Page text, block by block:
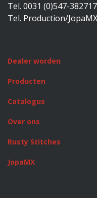
Tel. 0031 (0)547-382717
Tel. Production/
Dealer worden
Producten
Catalogus
Over ons
Rusty Stitches
JopaMX